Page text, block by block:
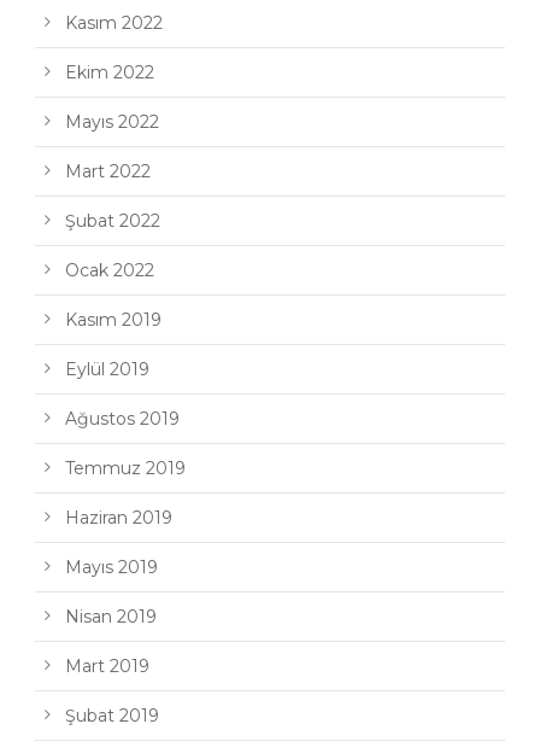
Kasım 2022
Ekim 2022
Mayıs 2022
Mart 2022
Şubat 2022
Ocak 2022
Kasım 2019
Eylül 2019
Ağustos 2019
Temmuz 2019
Haziran 2019
Mayıs 2019
Nisan 2019
Mart 2019
Şubat 2019